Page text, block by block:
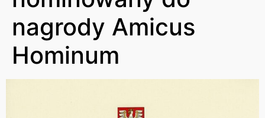
nagrody Amicus
Hominum